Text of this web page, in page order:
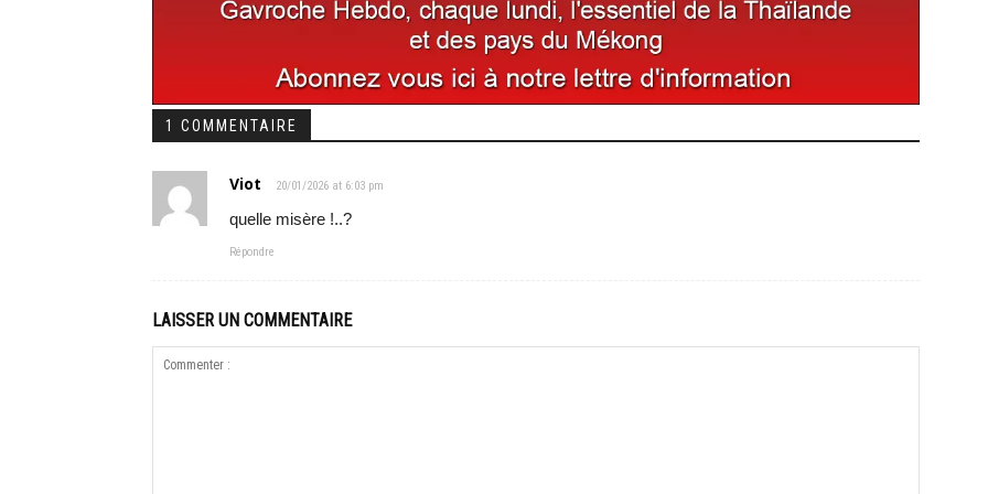
1 COMMENTAIRE
Viot 20/01/2026 at 6:03 pm
quelle misère !..?
Répondre
LAISSER UN COMMENTAIRE